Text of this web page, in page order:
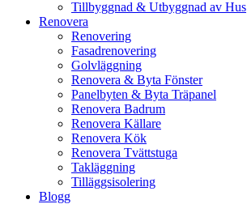
Tillbyggnad & Utbyggnad av Hus
Renovera
Renovering
Fasadrenovering
Golvläggning
Renovera & Byta Fönster
Panelbyten & Byta Träpanel
Renovera Badrum
Renovera Källare
Renovera Kök
Renovera Tvättstuga
Takläggning
Tilläggsisolering
Blogg